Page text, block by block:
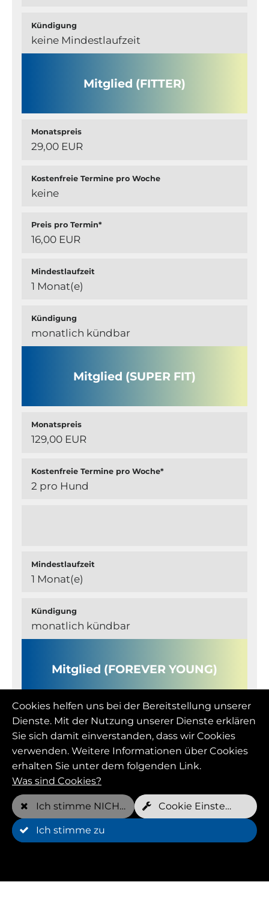
Kündigung
keine Mindestlaufzeit
Mitglied (FITTER)
Monatspreis
29,00 EUR
Kostenfreie Termine pro Woche
keine
Preis pro Termin*
16,00 EUR
Mindestlaufzeit
1 Monat(e)
Kündigung
monatlich kündbar
Mitglied (SUPER FIT)
Monatspreis
129,00 EUR
Kostenfreie Termine pro Woche*
2 pro Hund
Mindestlaufzeit
1 Monat(e)
Kündigung
monatlich kündbar
Mitglied (FOREVER YOUNG)
Monatspreis
109,00 EUR
Kostenfreie Termine pro Woche*
2 pro Hund
Cookies helfen uns bei der Bereitstellung unserer
Dienste. Mit der Nutzung unserer Dienste erklären
Sie sich damit einverstanden, dass wir Cookies
verwenden. Weitere Informationen über Cookies
erhalten Sie unter dem folgenden Link.
Was sind Cookies?
Ich stimme NICHT zu Cookie Einstellungen
Ich stimme zu